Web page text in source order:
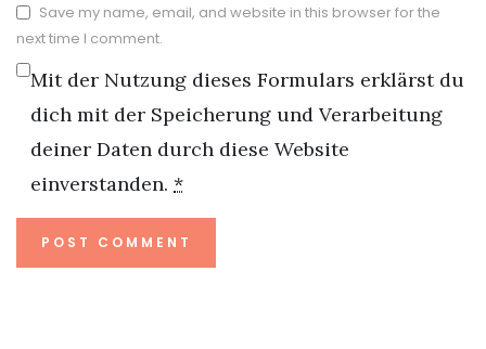
Save my name, email, and website in this browser for the
next time I comment.
Mit der Nutzung dieses Formulars erklärst du
dich mit der Speicherung und Verarbeitung
deiner Daten durch diese Website
einverstanden. *